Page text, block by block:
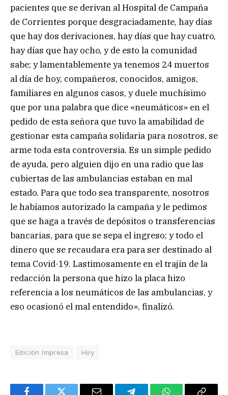
pacientes que se derivan al Hospital de Campaña
de Corrientes porque desgraciadamente, hay días
que hay dos derivaciones, hay días que hay cuatro,
hay días que hay ocho, y de esto la comunidad
sabe; y lamentablemente ya tenemos 24 muertos
al día de hoy, compañeros, conocidos, amigos,
familiares en algunos casos, y duele muchísimo
que por una palabra que dice «neumáticos» en el
pedido de esta señora que tuvo la amabilidad de
gestionar esta campaña solidaria para nosotros, se
arme toda esta controversia. Es un simple pedido
de ayuda, pero alguien dijo en una radio que las
cubiertas de las ambulancias estaban en mal
estado. Para que todo sea transparente, nosotros
le habíamos autorizado la campaña y le pedimos
que se haga a través de depósitos o transferencias
bancarias, para que se sepa el ingreso; y todo el
dinero que se recaudara era para ser destinado al
tema Covid-19. Lastimosamente en el trajín de la
redacción la persona que hizo la placa hizo
referencia a los neumáticos de las ambulancias, y
eso ocasionó el mal entendido», finalizó.
Edición Impresa Hoy